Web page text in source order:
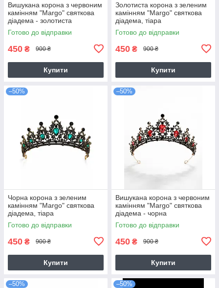
Вишукана корона з червоним
камінням "Margo" святкова
діадема - золотиста
Готово до відправки
450 ₴ 900 ₴
Купити
Золотиста корона з зеленим
камінням "Margo" святкова
діадема, тіара
Готово до відправки
450 ₴ 900 ₴
Купити
–50%
Чорна корона з зеленим
камінням "Margo" святкова
діадема, тіара
Готово до відправки
450 ₴ 900 ₴
Купити
–50%
Вишукана корона з червоним
камінням "Margo" святкова
діадема - чорна
Готово до відправки
450 ₴ 900 ₴
Купити
–50% –50%